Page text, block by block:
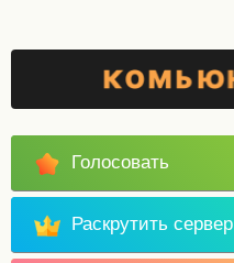
Голосовать
Раскрутить сервер